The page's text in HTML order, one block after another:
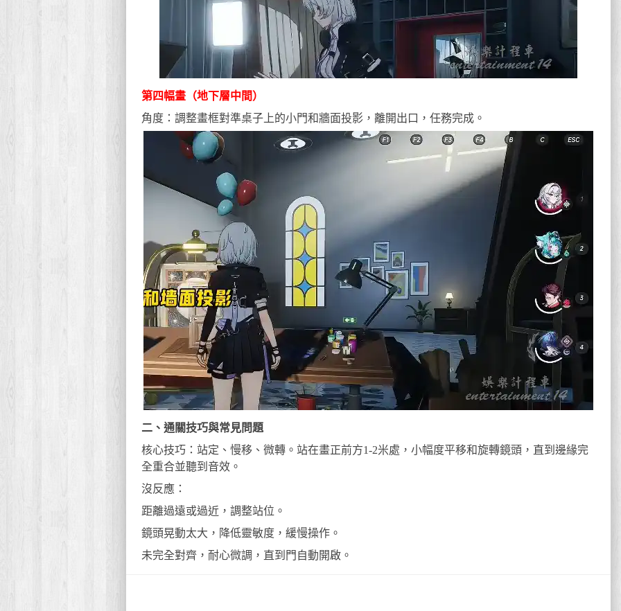
第四幅畫（地下層中間）
角度：調整畫框對準桌子上的小門和牆面投影，離開出口，任務完成。
二、通關技巧與常見問題
核心技巧：站定、慢移、微轉。站在畫正前方1-2米處，小幅度平移和旋轉鏡頭，直到邊緣完
全重合並聽到音效。
沒反應：
距離過遠或過近，調整站位。
鏡頭晃動太大，降低靈敏度，緩慢操作。
未完全對齊，耐心微調，直到門自動開啟。